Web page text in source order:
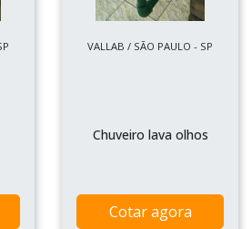
VALLAB / SÃO PAULO - SP
Chuveiro lava olhos
Cotar agora